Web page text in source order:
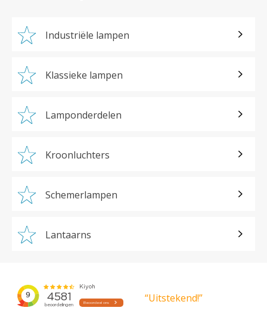
Industriële lampen
Klassieke lampen
Lamponderdelen
Kroonluchters
Schemerlampen
Lantaarns
“Uitstekend!”